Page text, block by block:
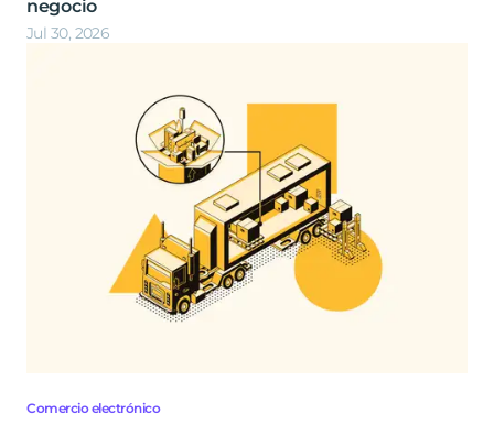
negocio
Jul 30, 2026
Comercio electrónico